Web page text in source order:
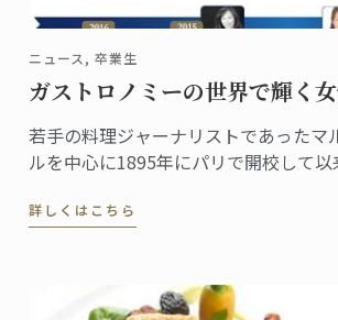
ニュース, 卒業生
ガストロノミーの世界で輝く
若手の料理ジャーナリストであったマ
ルを中心に1895年にパリで開校して
継承しつつ料理の世界に革新を起こし
詳しくはこちら